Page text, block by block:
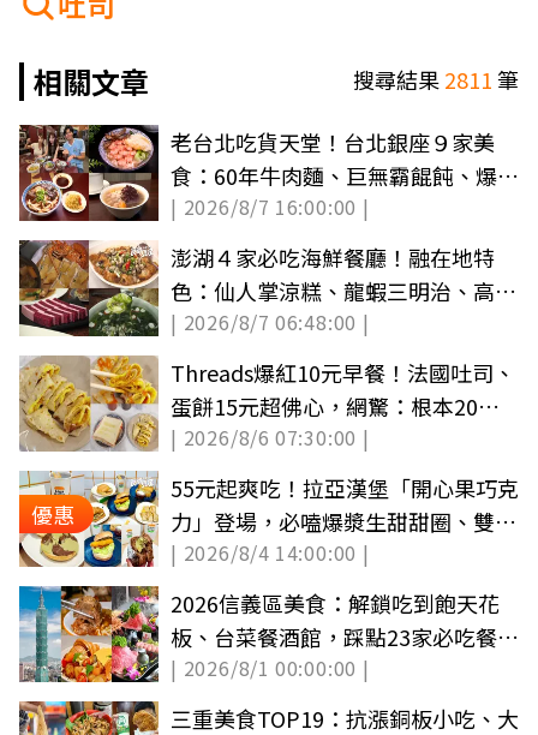
相關文章
搜尋結果2811筆
老台北吃貨天堂！台北銀座９家美
食：60年牛肉麵、巨無霸餛飩、爆汁
雞排必吃
| 2026/8/7 16:00:00 |
澎湖４家必吃海鮮餐廳！融在地特
色：仙人掌涼糕、龍蝦三明治、高麗
菜酸燒魚
| 2026/8/7 06:48:00 |
Threads爆紅10元早餐！法國吐司、
蛋餅15元超佛心，網驚：根本20年
前物價
| 2026/8/6 07:30:00 |
優惠
55元起爽吃！拉亞漢堡「開心果巧克
力」登場，必嗑爆漿生甜甜圈、雙醬
炸雞堡
| 2026/8/4 14:00:00 |
2026信義區美食：解鎖吃到飽天花
板、台菜餐酒館，踩點23家必吃餐
廳！
| 2026/8/1 00:00:00 |
三重美食TOP19：抗漲銅板小吃、大